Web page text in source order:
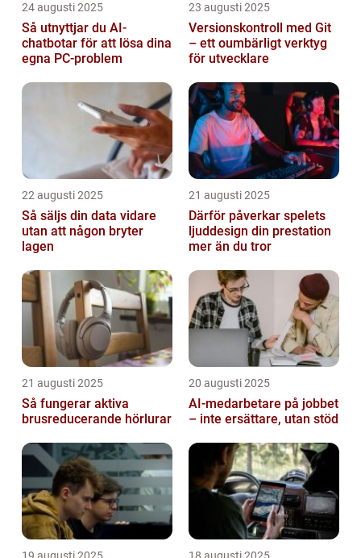
24 augusti 2025
Så utnyttjar du AI-
chatbotar för att lösa dina
egna PC-problem
23 augusti 2025
Versionskontroll med Git
– ett oumbärligt verktyg
för utvecklare
22 augusti 2025
Så säljs din data vidare
utan att någon bryter
lagen
21 augusti 2025
Därför påverkar spelets
ljuddesign din prestation
mer än du tror
21 augusti 2025
Så fungerar aktiva
brusreducerande hörlurar
20 augusti 2025
AI‑medarbetare på jobbet
– inte ersättare, utan stöd